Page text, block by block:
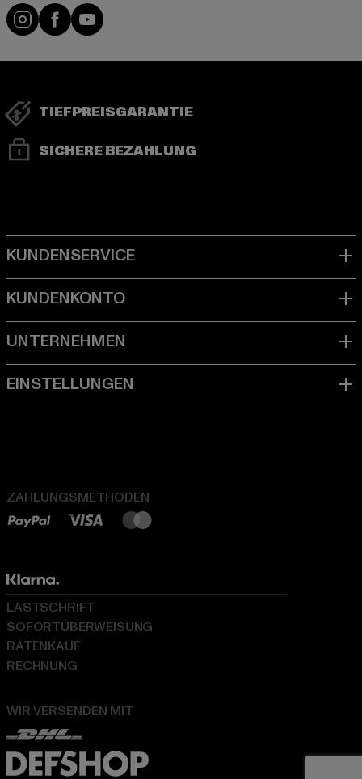
Visit our Instagram page:
Visit our Facebook page:
Visit our YouTube channel:
TIEFPREISGARANTIE
SICHERE BEZAHLUNG
ZAHLUNGSMETHODEN
WIR VERSENDEN MIT
LASTSCHRIFT
SOFORTÜBERWEISUNG
RATENKAUF
RECHNUNG